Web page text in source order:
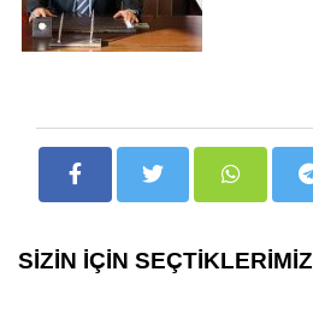
SİZİN İÇİN SEÇTİKLERİMİZ